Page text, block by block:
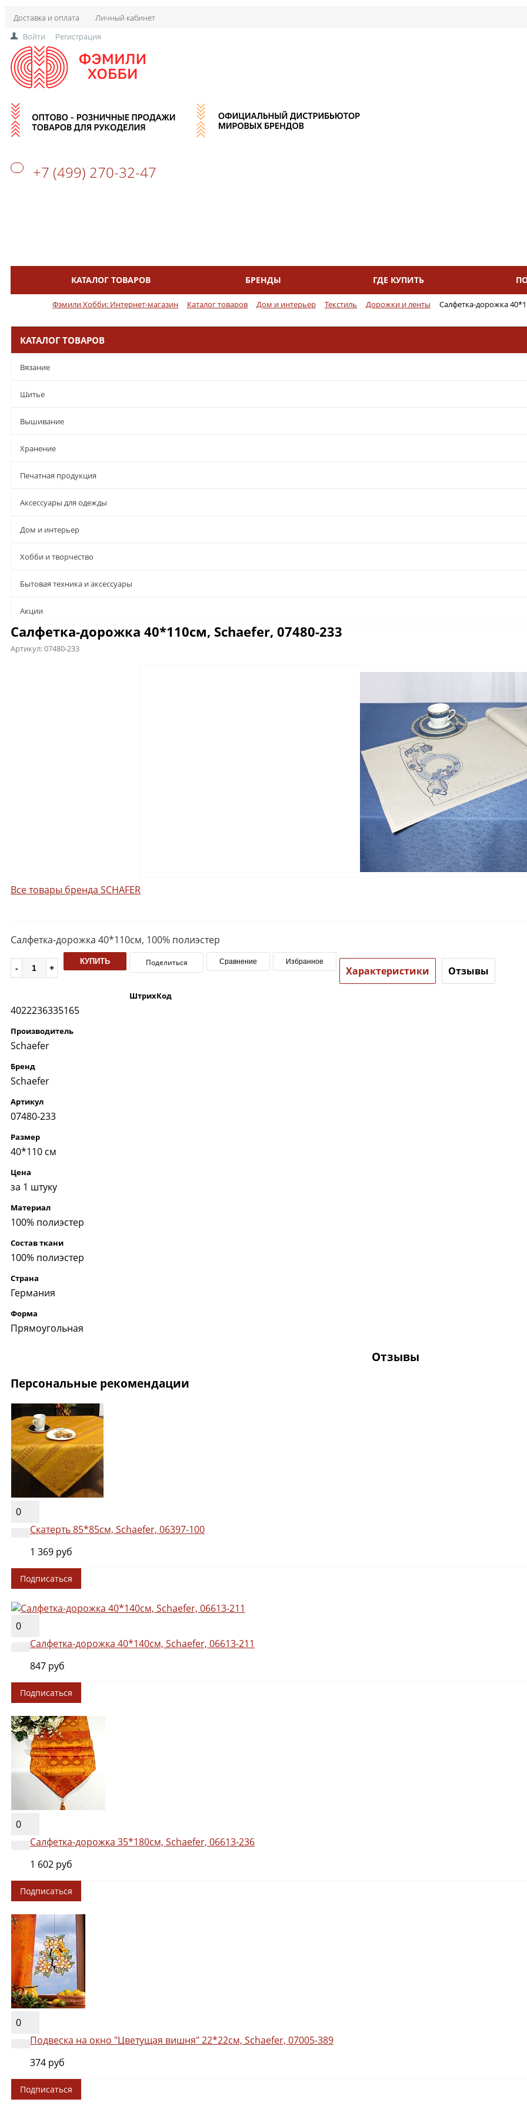
Доставка и оплата Личный кабинет
Войти Регистрация
+7 (499) 270-32-47
КАТАЛОГ ТОВАРОВ БРЕНДЫ ГДЕ КУПИТЬ
Фэмили Хобби: Интернет-магазин Каталог товаров Дом и интерьер Текстиль Дорожки и ленты Салфетка-дорожка
КАТАЛОГ ТОВАРОВ
Вязание
Шитье
Вышивание
Хранение
Печатная продукция
Аксессуары для одежды
Дом и интерьер
Хобби и творчество
Бытовая техника и аксессуары
Aкции
Салфетка-дорожка 40*110см, Schaefer, 07480-233
Артикул:07480-233
Все товары бренда SCHAFER
Салфетка-дорожка 40*110см, 100% полиэстер
КУПИТЬ Поделиться Сравнение Избранное
Характеристики Отзывы
ШтрихКод
4022236335165
Производитель
Schaefer
Бренд
Schaefer
Артикул
07480-233
Размер
40*110 см
Цена
за 1 штуку
Материал
100% полиэстер
Состав ткани
100% полиэстер
Страна
Германия
Форма
Прямоугольная
Отзывы
Персональные рекомендации
0
Скатерть 85*85см, Schaefer, 06397-100
1 369 руб
Подписаться
0
Салфетка-дорожка 40*140см, Schaefer, 06613-211
847 руб
Подписаться
0
Салфетка-дорожка 35*180см, Schaefer, 06613-236
1 602 руб
Подписаться
0
Подвеска на окно "Цветущая вишня" 22*22см, Schaefer, 07005-389
374 руб
Подписаться